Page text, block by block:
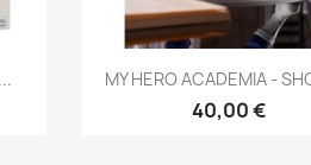
Aperçu rapide
MY HERO ACADEMIA -
40,00 €